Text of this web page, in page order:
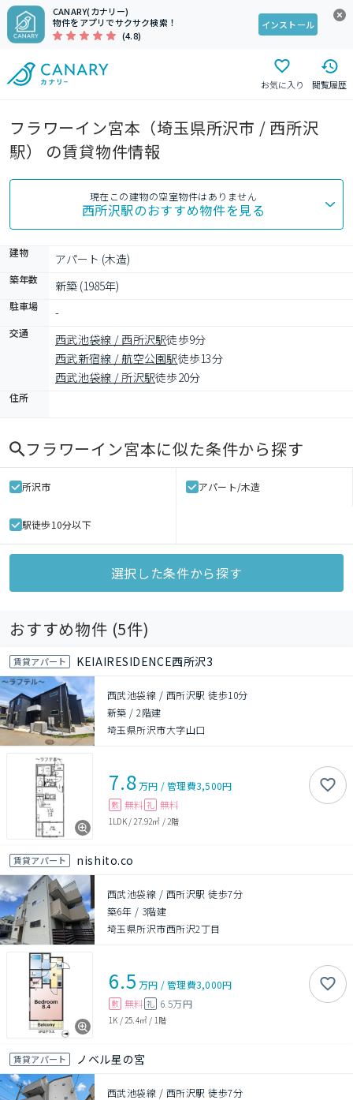
CANARY(カナリー)
物件をアプリでサクサク検索！
(4.8)
インストール
お気に入り 閲覧履歴
フラワーイン宮本（埼玉県所沢市 / 西所沢
駅） の賃貸物件情報
現在この建物の空室物件はありません
西所沢駅のおすすめ物件を見る
建物 アパート (木造)
築年数 新築 (1985年)
駐車場 -
交通 西武池袋線 / 西所沢駅徒歩9分
西武新宿線 / 航空公園駅徒歩13分
西武池袋線 / 所沢駅徒歩20分
住所
フラワーイン宮本に似た条件から探す
所沢市 アパート/木造
駅徒歩10分以下
選択した条件から探す
おすすめ物件 (5件)
賃貸アパート KEIAIRESIDENCE西所沢3
西武池袋線 / 西所沢駅 徒歩10分
新築 /2階建
埼玉県所沢市大字山口
7.8万円 /管理費3,500円
敷 無料 礼 無料
1LDK/ 27.92㎡ / 2階
賃貸アパート nishito.co
西武池袋線 / 西所沢駅 徒歩7分
築6年 / 3階建
埼玉県所沢市西所沢2丁目
6.5 万円 /管理費3,000円
敷 無料 礼 6.5万円
1K / 25.4㎡ / 1階
賃貸アパート ノベル星の宮
西武池袋線 / 西所沢駅 徒歩7分